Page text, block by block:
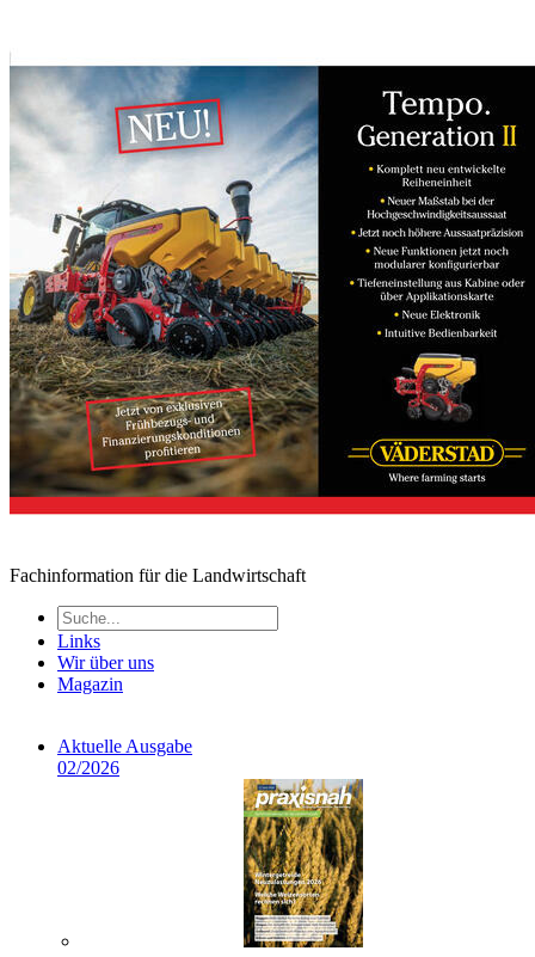
Fachinformation für die Landwirtschaft
Links
Wir über uns
Magazin
Aktuelle Ausgabe
02/2026